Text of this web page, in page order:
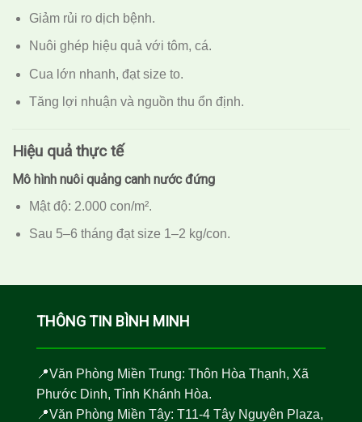
Giảm rủi ro dịch bệnh.
Nuôi ghép hiệu quả với tôm, cá.
Cua lớn nhanh, đạt size to.
Tăng lợi nhuận và nguồn thu ổn định.
Hiệu quả thực tế
Mô hình nuôi quảng canh nước đứng
Mật độ: 2.000 con/m².
Sau 5–6 tháng đạt size 1–2 kg/con.
THÔNG TIN BÌNH MINH
📍Văn Phòng Miền Trung: Thôn Hòa Thạnh, Xã
Phước Dinh, Tỉnh Khánh Hòa.
📍Văn Phòng Miền Tây: T11-4 Tây Nguyên Plaza,